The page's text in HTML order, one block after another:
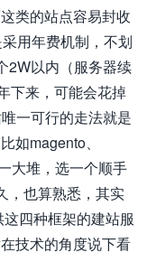
这类的站点容易封收
用年费机制，不划
2W以内（服务器续
下来，可能会花掉
一可行的走法就是
如magento、
大堆，选一个顺手
，也算熟悉，其实
四种框架的建站服
技术的角度说下看